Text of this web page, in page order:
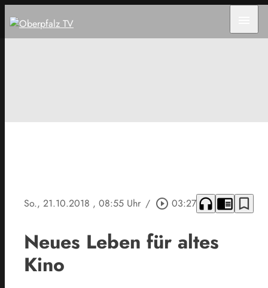
So., 21.10.2018 , 08:55 Uhr / play_circle_outline 03:27 headphones chrome_reader_mode bookmark_border
Neues Leben für altes
Kino